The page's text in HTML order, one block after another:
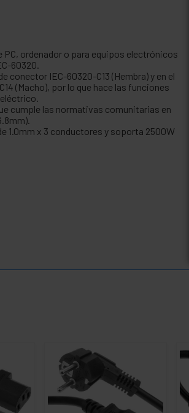
PC, ordenador o para equipos electrónicos
60320.
conector IEC-60320-C13 (Hembra) y en el
(Macho), por lo que hace las funciones
cumple las normativas comunitarias en
1.0mm x 3 conductores y soporta 2500W